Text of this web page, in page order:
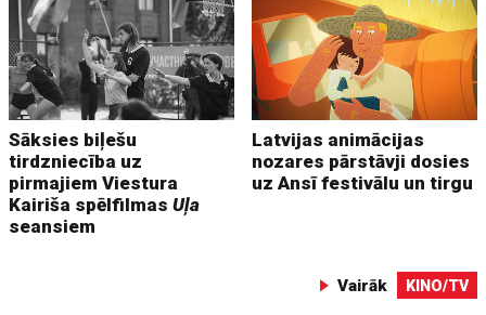
Sāksies biļešu
tirdzniecība uz
pirmajiem Viestura
Kairiša spēlfilmasUļa
seansiem
Latvijas animācijas
nozares pārstāvji dosies
uz Ansī festivālu un tirgu
Vairāk KINO/TV